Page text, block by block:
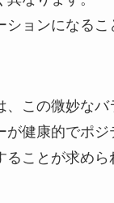
ションになる
この微妙なバ
が健康的でポ
ことが求めら